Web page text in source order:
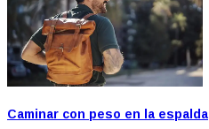
Caminar con peso en la espalda